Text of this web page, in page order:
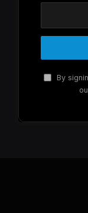
By